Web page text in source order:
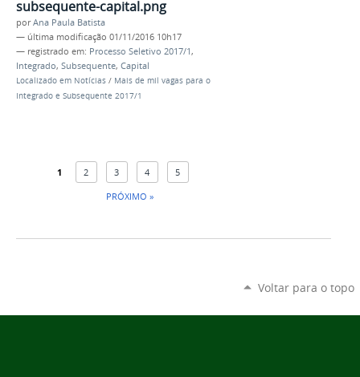
subsequente-capital.png
porAna Paula Batista
— última modificação 01/11/2016 10h17
— registrado em: Processo Seletivo 2017/1,
Integrado, Subsequente, Capital
Localizado em Notícias / Mais de mil vagas para o
Integrado e Subsequente 2017/1
1 2 3 4
5
PRÓXIMO »
Voltar para o topo